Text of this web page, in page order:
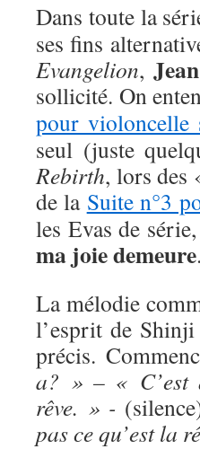
Dans toute la
ses fins
Evangelion,
sollicité. On
pour violoncelle
seul (juste
Rebirth, lors
de la Suite n°3
les Evas de
ma joie demeure.
La mélodie
l’esprit de Shinji
précis.
a? » – « C’est
rêve. » -
pas ce qu’est la